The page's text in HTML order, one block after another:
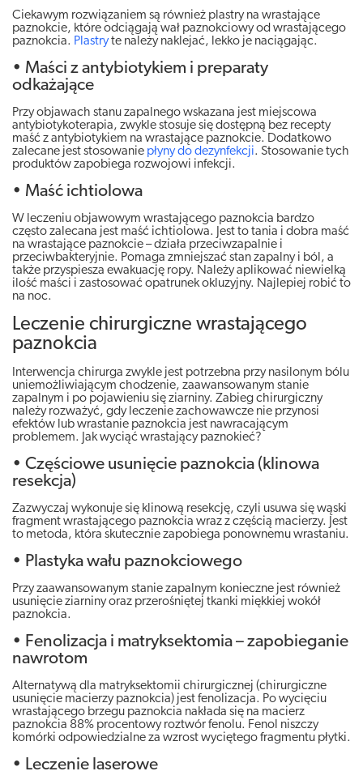
Ciekawym rozwiązaniem są również plastry na wrastające
paznokcie, które odciągają wał paznokciowy od wrastającego
paznokcia. Plastryte należy naklejać, lekko je naciągając.
• Maści z antybiotykiem i preparaty
odkażające
Przy objawach stanu zapalnego wskazana jest miejscowa
antybiotykoterapia, zwykle stosuje się dostępną bez recepty
maść z antybiotykiem na wrastające paznokcie. Dodatkowo
zalecane jest stosowanie płyny do dezynfekcji. Stosowanie tych
produktów zapobiega rozwojowi infekcji.
• Maść ichtiolowa
W leczeniu objawowym wrastającego paznokcia bardzo
często zalecana jest maść ichtiolowa. Jest to tania i dobra maść
na wrastające paznokcie – działa przeciwzapalnie i
przeciwbakteryjnie. Pomaga zmniejszać stan zapalny i ból, a
także przyspiesza ewakuację ropy. Należy aplikować niewielką
ilość maści i zastosować opatrunek okluzyjny. Najlepiej robić to
na noc.
Leczenie chirurgiczne wrastającego
paznokcia
Interwencja chirurga zwykle jest potrzebna przy nasilonym bólu
uniemożliwiającym chodzenie, zaawansowanym stanie
zapalnym i po pojawieniu się ziarniny. Zabieg chirurgiczny
należy rozważyć, gdy leczenie zachowawcze nie przynosi
efektów lub wrastanie paznokcia jest nawracającym
problemem. Jak wyciąć wrastający paznokieć?
• Częściowe usunięcie paznokcia (klinowa
resekcja)
Zazwyczaj wykonuje się klinową resekcję, czyli usuwa się wąski
fragment wrastającego paznokcia wraz z częścią macierzy. Jest
to metoda, która skutecznie zapobiega ponownemu wrastaniu.
• Plastyka wału paznokciowego
Przy zaawansowanym stanie zapalnym konieczne jest również
usunięcie ziarniny oraz przerośniętej tkanki miękkiej wokół
paznokcia.
• Fenolizacja i matryksektomia – zapobieganie
nawrotom
Alternatywą dla matryksektomii chirurgicznej (chirurgiczne
usunięcie macierzy paznokcia) jest fenolizacja. Po wycięciu
wrastającego brzegu paznokcia nakłada się na macierz
paznokcia 88% procentowy roztwór fenolu. Fenol niszczy
komórki odpowiedzialne za wzrost wyciętego fragmentu płytki.
• Leczenie laserowe